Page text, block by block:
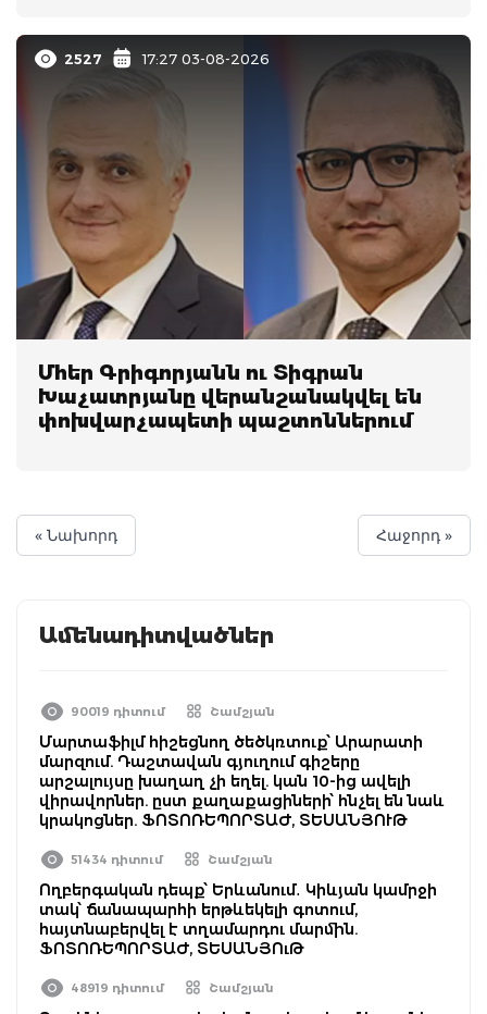
2527 17:27 03-08-2026
Մհեր Գրիգորյանն ու Տիգրան
Խաչատրյանը վերանշանակվել են
փոխվարչապետի պաշտոններում
« Նախորդ Հաջորդ »
Ամենադիտվածներ
90019 դիտում Շամշյան
Մարտաֆիլմ հիշեցնող ծեծկռտուք՝ Արարատի
մարզում. Դաշտավան գյուղում գիշերը
արշալույսը խաղաղ չի եղել. կան 10-ից ավելի
վիրավորներ. ըստ քաղաքացիների՝ հնչել են նաև
կրակոցներ. ՖՈՏՈՌԵՊՈՐՏԱԺ, ՏԵՍԱՆՅՈՒԹ
51434 դիտում Շամշյան
Ողբերգական դեպք՝ Երևանում․ Կիևյան կամրջի
տակ՝ ճանապարհի երթևեկելի գոտում,
հայտնաբերվել է տղամարդու մարմին.
ՖՈՏՈՌԵՊՈՐՏԱԺ, ՏԵՍԱՆՅՈւԹ
48919 դիտում Շամշյան